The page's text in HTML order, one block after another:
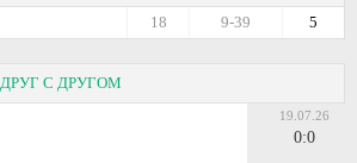
5
9-39
18
ДРУГ С ДРУГОМ
19.07.26
0:0